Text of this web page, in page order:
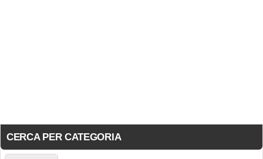
CERCA PER CATEGORIA